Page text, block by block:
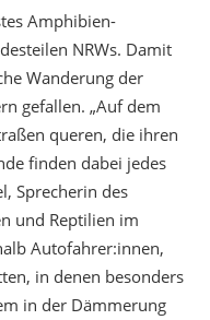
Amphibien-
NRWs. Damit
Wanderung der
gefallen. „Auf dem
queren, die ihren
finden dabei jedes
Sprecherin des
und Reptilien im
Autofahrer:innen,
in denen besonders
in der Dämmerung